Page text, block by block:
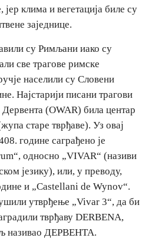
клима и вегетација биле су
заједнице.
су Римљани иако су
све трагове римске
населили су Словени
Најстарији писани трагови
Дервента (OWAR) била центар
старе тврђаве). Уз овај
године саграђено је
односно „VIVAR“ (називи
језику), или, у преводу,
и „Castellani de Wynov“.
утврђење „Vivar 3“, да би
тврђаву DERBENA,
називао ДЕРВЕНТА.